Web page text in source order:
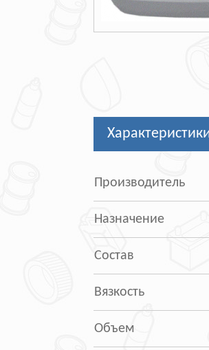
Производитель
Назначение
Состав
Вязкость
Объем